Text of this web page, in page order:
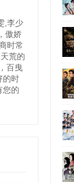
,李少
傲娇
时常
荒的
百曳
的时
您的